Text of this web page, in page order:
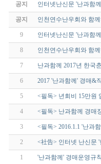
공지 인터넷난신문 '난과함
공지 인천연수난우회와 함
9 인터넷난신문 '난과함
8 인천연수난우회와 함
7 난과함께 2017년 한국
6 2017 '난과함께' 경매&
5 <필독> 년회비 15만원
4 <필독> 난과함께 경매
3 <필독> 2016.1.1 '난과
2 <社告> 인터넷 난신문
1 '난과함께' 경매운영규칙